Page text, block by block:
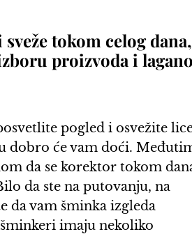
tokom celog dana,
proizvoda i
pogled i osvežite
dobro će vam doći.
da se korektor tokom
da ste na putovanju, na
da vam šminka izgleda
imaju nekoliko